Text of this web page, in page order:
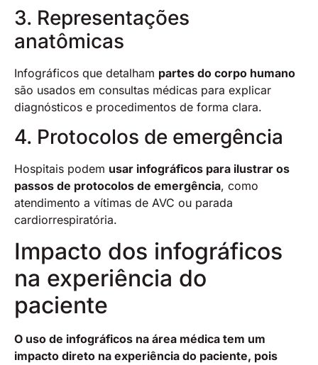
3. Representações
anatômicas
Infográficos que detalham partes do corpo humano
são usados em consultas médicas para explicar
diagnósticos e procedimentos de forma clara.
4. Protocolos de emergência
Hospitais podem usar infográficos para ilustrar os
passos de protocolos de emergência, como
atendimento a vítimas de AVC ou parada
cardiorrespiratória.
Impacto dos infográficos
na experiência do
paciente
O uso de infográficos na área médica tem um
impacto direto na experiência do paciente, pois